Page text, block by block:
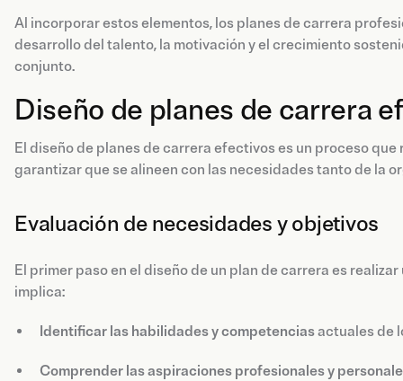
Al incorporar estos elementos, los planes de carrera
desarrollo del talento, la motivación y el crecimiento
conjunto.
Diseño de planes de carrera
El diseño de planes de carrera efectivos es un proceso
garantizar que se alineen con las necesidades tanto de la
Evaluación de necesidades y objetivos
El primer paso en el diseño de un plan de carrera es
implica:
Identificar las habilidades y competenciasactuales de
Comprender las aspiraciones profesionales y